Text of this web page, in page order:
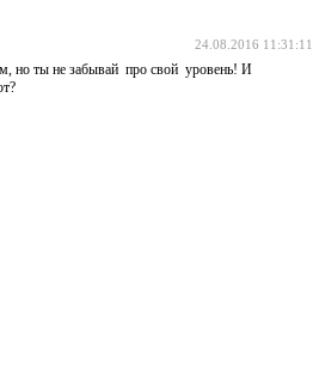
24.08.2016 11:31:11
но ты не забывай про свой уровень! И